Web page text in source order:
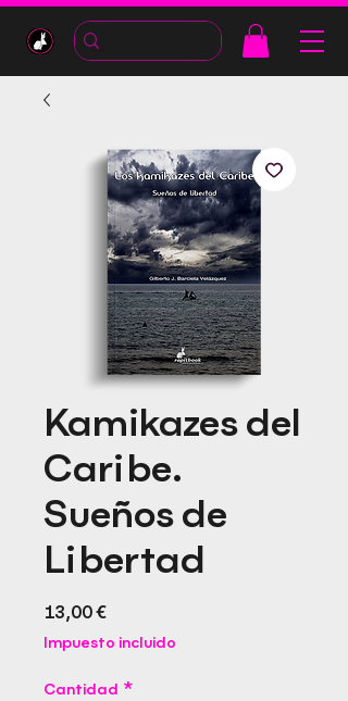
Kamikazes del
Caribe.
Sueños de
Libertad
13,00 €Precio
Impuesto incluido
Cantidad *